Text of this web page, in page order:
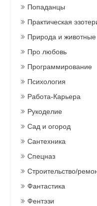
Попаданцы
Практическая
Природа и животные
Про любовь
Программирование
Психология
Работа-Карьера
Рукоделие
Сад и огород
Сантехника
Спецназ
Строительство/
Фантастика
Фентэзи